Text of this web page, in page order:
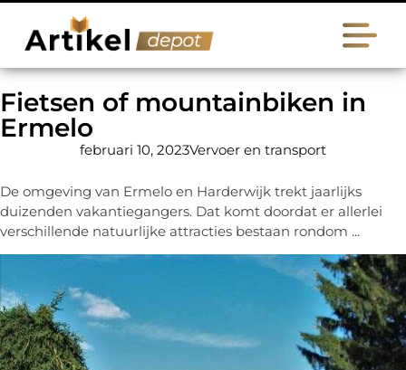
Fietsen of mountainbiken in
Ermelo
februari 10, 2023Vervoer en transport
De omgeving van Ermelo en Harderwijk trekt jaarlijks
duizenden vakantiegangers. Dat komt doordat er allerlei
verschillende natuurlijke attracties bestaan rondom ...